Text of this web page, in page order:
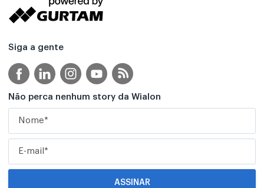
Siga a gente
Não perca nenhum story da Wialon